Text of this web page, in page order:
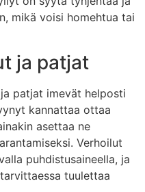
mikä voisi homehtua tai
ja patjat
patjat imevät helposti
kannattaa ottaa
asettaa ne
Verhoilut
puhdistusaineella, ja
tuulettaa